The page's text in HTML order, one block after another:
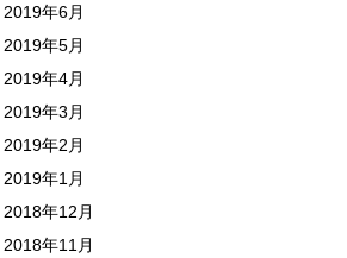
2019年6月
2019年5月
2019年4月
2019年3月
2019年2月
2019年1月
2018年12月
2018年11月